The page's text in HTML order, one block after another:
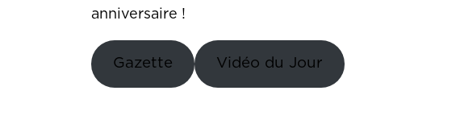
anniversaire !
Gazette Vidéo du Jour